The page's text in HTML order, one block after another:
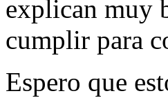
explican muy
cumplir para
Espero que